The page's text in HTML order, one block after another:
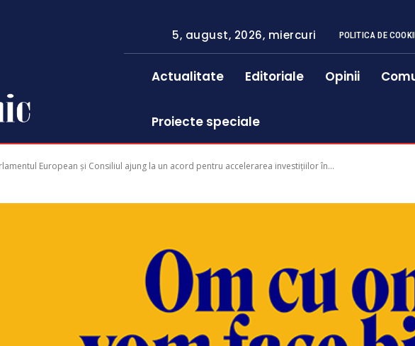
5, august, 2026, miercuri POLITICA DE
Actualitate Editoriale Opinii
Proiecte speciale
European și Consiliul ajung la un acord pentru accelerarea investițiilor în...